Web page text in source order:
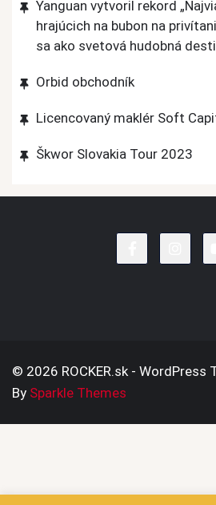
Yanguan vytvoril rekord
hrajúcich na bubon na
sa ako svetová hudobná
Orbid obchodník
Licencovaný maklér Soft
Škwor Slovakia Tour 2023
© 2026 ROCKER.sk - WordPress
By Sparkle Themes